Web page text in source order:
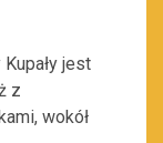
jest
z
wokół